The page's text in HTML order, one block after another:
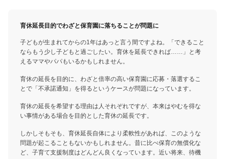
育休延長目的でわざと保育園に落ちることが問題に
子どもが生まれてからの1年はあっと言う間ですよね。「できること
ならもう少し子どもと過ごしたい。育休を延長できれば……」と考
えるママやパパもいるかもしれません。
育休の延長を目的に、わざと倍率の高い保育園に応募・落選するこ
とで「不承諾通知」を得るというケースが問題になっています。
育休の延長を希望する理由は人それぞれですが、本来はやむを得な
い事情がある場合を目的とした育休の延長です。
しかしそもそも、育休延長自体により柔軟性があれば、このような
問題が起こることもないかもしれません。昔に比べ保育の無償化な
ど、子育て支援制度はどんどん良くなっています。近い将来、待機